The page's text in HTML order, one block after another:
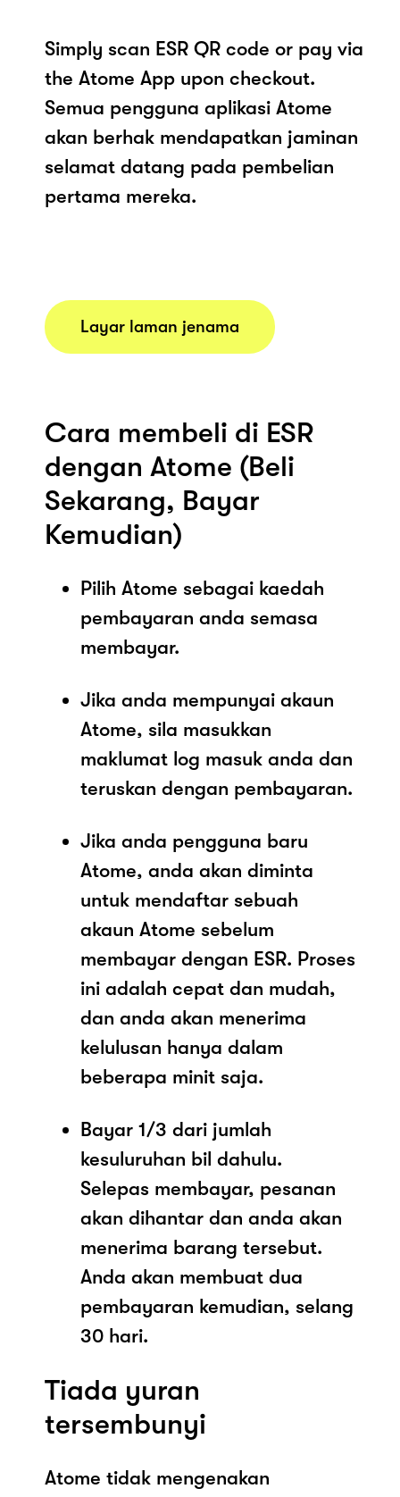
Simply scan ESR QR code or pay via
the Atome App upon checkout.
Semua pengguna aplikasi Atome
akan berhak mendapatkan jaminan
selamat datang pada pembelian
pertama mereka.
Layar laman jenama
Cara membeli di ESR
dengan Atome (Beli
Sekarang, Bayar
Kemudian)
Pilih Atome sebagai kaedah
pembayaran anda semasa
membayar.
Jika anda mempunyai akaun
Atome, sila masukkan
maklumat log masuk anda dan
teruskan dengan pembayaran.
Jika anda pengguna baru
Atome, anda akan diminta
untuk mendaftar sebuah
akaun Atome sebelum
membayar dengan ESR. Proses
ini adalah cepat dan mudah,
dan anda akan menerima
kelulusan hanya dalam
beberapa minit saja.
Bayar 1/3 dari jumlah
kesuluruhan bil dahulu.
Selepas membayar, pesanan
akan dihantar dan anda akan
menerima barang tersebut.
Anda akan membuat dua
pembayaran kemudian, selang
30 hari.
Tiada yuran
tersembunyi
Atome tidak mengenakan